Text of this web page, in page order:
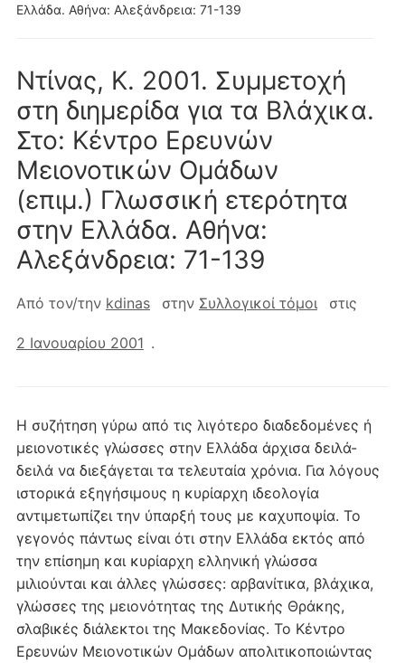
Ελλάδα. Αθήνα: Αλεξάνδρεια: 71-139
Ντίνας, Κ. 2001. Συμμετοχή
στη διημερίδα για τα Βλάχικα.
Στο: Κέντρο Ερευνών
Μειονοτικών Ομάδων
(επιμ.) Γλωσσική ετερότητα
στην Ελλάδα. Αθήνα:
Αλεξάνδρεια: 71-139
Από τον/την kdinas στην Συλλογικοί τόμοι στις
2 Ιανουαρίου 2001 .
Η συζήτηση γύρω από τις λιγότερο διαδεδομένες ή
μειονοτικές γλώσσες στην Ελλάδα άρχισα δειλά-
δειλά να διεξάγεται τα τελευταία χρόνια. Για λόγους
ιστορικά εξηγήσιμους η κυρίαρχη ιδεολογία
αντιμετωπίζει την ύπαρξή τους με καχυποψία. Το
γεγονός πάντως είναι ότι στην Ελλάδα εκτός από
την επίσημη και κυρίαρχη ελληνική γλώσσα
μιλιούνται και άλλες γλώσσες: αρβανίτικα, βλάχικα,
γλώσσες της μειονότητας της Δυτικής Θράκης,
σλαβικές διάλεκτοι της Μακεδονίας. Το Κέντρο
Ερευνών Μειονοτικών Ομάδων απολιτικοποιώντας